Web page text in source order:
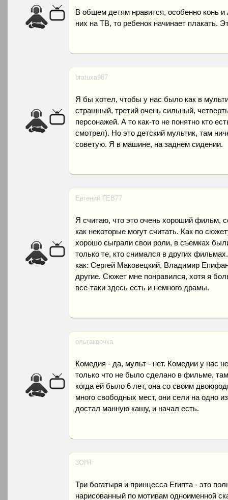
В общем детям нравится, особенно конь
них на ТВ, то ребенок начинает плакать.
bratuxa987
Я бы хотел, чтобы у нас было как в
страшный, третий очень сильный,
персонажей. А то как-то не понятно кто
смотрел). Но это детский мультик, там
советую. Я в машине, на заднем сидении.
Евгений ГЕВ77
Я считаю, что это очень хороший фильм,
как некоторые могут считать. Как по
хорошо сыграли свои роли, в съемках
только те, кто снимался в других
как: Сергей Маковецкий, Владимир
другие. Сюжет мне понравился, хотя я
все-таки здесь есть и немного драмы.
ольгаквочка
Комедия - да, мульт - нет. Комедии у нас
только что не было сделано в фильме,
когда ей было 6 лет, она со своим
много свободных мест, они сели на одно
достал манную кашу, и начал есть.
3OHT
Три богатыря и принцесса Египта - это
нарисованный по мотивам одноименной